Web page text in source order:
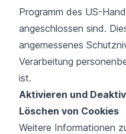
Programm des US-
angeschlossen sind.
angemessenes
Verarbeitung
ist.
Aktivieren und
Löschen von Cookies
Weitere Informationen